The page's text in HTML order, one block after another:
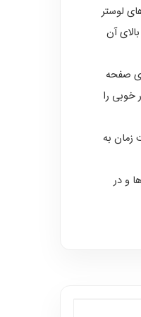
لوستر
گویای کیفیت بسیار بالای آن
صفحه
خوبی را
زمان به
و در